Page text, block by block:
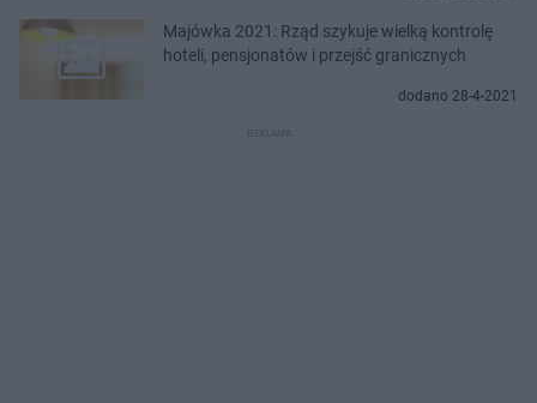
Majówka 2021: Rząd szykuje wielką kontrolę
hoteli, pensjonatów i przejść granicznych
dodano 28-4-2021